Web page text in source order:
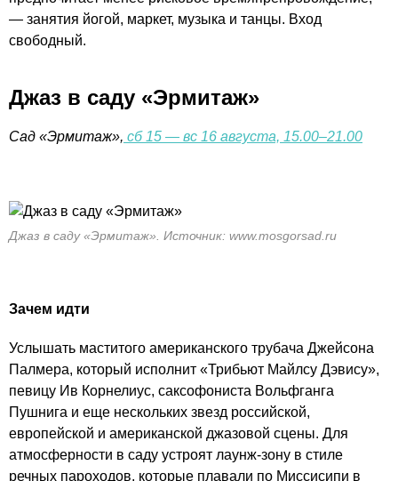
— занятия йогой, маркет, музыка и танцы. Вход
свободный.
Джаз в саду «Эрмитаж»
Сад «Эрмитаж», сб 15 — вс 16 августа, 15.00–21.00
Джаз в саду «Эрмитаж». Источник: www.mosgorsad.ru
Зачем идти
Услышать маститого американского трубача Джейсона
Палмера, который исполнит «Трибьют Майлсу Дэвису»,
певицу Ив Корнелиус, саксофониста Вольфганга
Пушнига и еще нескольких звезд российской,
европейской и американской джазовой сцены. Для
атмосферности в саду устроят лаунж-зону в стиле
речных пароходов, которые плавали по Миссисипи в